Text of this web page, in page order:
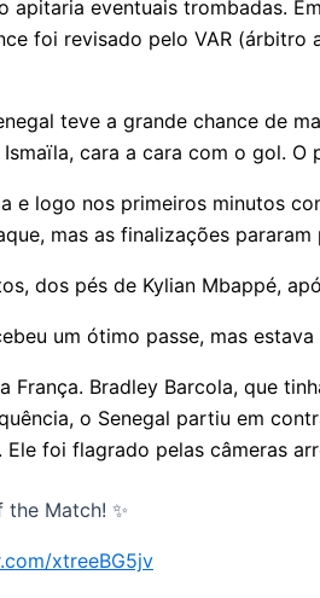
apitaria eventuais trombadas.
foi revisado pelo VAR
teve a grande chance de
cara a cara com o gol.
logo nos primeiros minutos
mas as finalizações
dos pés de Kylian Mbappé,
um ótimo passe, mas
Bradley Barcola, que
o Senegal partiu em
foi flagrado pelas câmeras
Match! ✨
xtreeBG5jv